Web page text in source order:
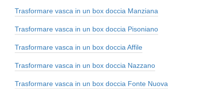
Trasformare vasca in un box doccia Manziana
Trasformare vasca in un box doccia Pisoniano
Trasformare vasca in un box doccia Affile
Trasformare vasca in un box doccia Nazzano
Trasformare vasca in un box doccia Fonte Nuova